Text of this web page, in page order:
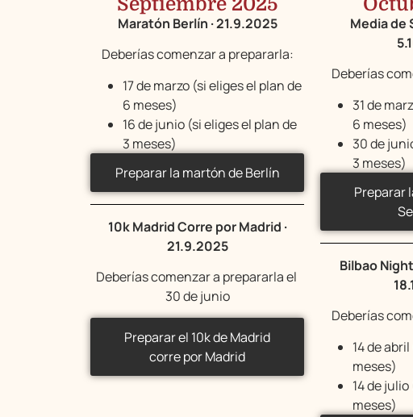
Maratón Berlín · 21.9.2025
Deberías comenzar a prepararla:
17 de marzo (si eliges el plan de
6 meses)
16 de junio (si eliges el plan de
3 meses)
Preparar la martón de Berlín
10k Madrid Corre por Madrid ·
21.9.2025
Deberías comenzar a prepararla el
30 de junio
Preparar el 10k de Madrid
corre por Madrid
Media de
Deberías
31 de
6 meses)
30 de
3 meses)
Preparar
Bilbao
Deberías
14 de
meses)
14 de
meses)